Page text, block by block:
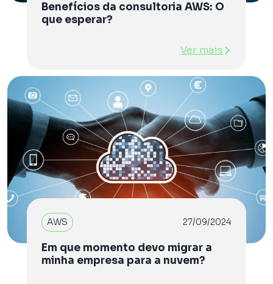
Benefícios da consultoria AWS: O
que esperar?
Ver mais
AWS 27/09/2024
Em que momento devo migrar a
minha empresa para a nuvem?